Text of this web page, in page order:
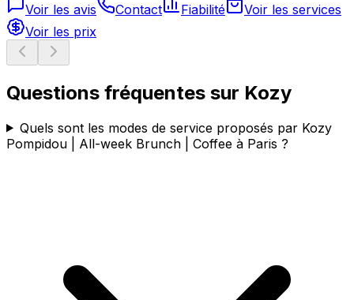
Voir les avis
Contact Fiabilité
Voir les services
Voir les prix
Questions fréquentes sur Kozy
Quels sont les modes de service proposés par Kozy
Pompidou | All-week Brunch | Coffee à Paris ?